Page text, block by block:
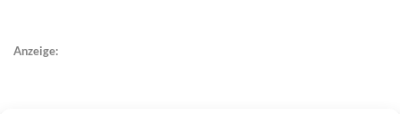
Anzeige: